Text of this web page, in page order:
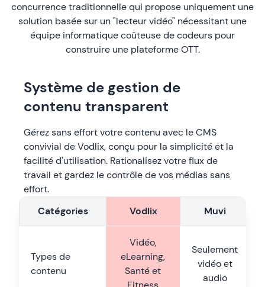
concurrence traditionnelle qui propose uniquement une
solution basée sur un "lecteur vidéo" nécessitant une
équipe informatique coûteuse de codeurs pour
construire une plateforme OTT.
Système de gestion de
contenu transparent
Gérez sans effort votre contenu avec le CMS
convivial de Vodlix, conçu pour la simplicité et la
facilité d'utilisation. Rationalisez votre flux de
travail et gardez le contrôle de vos médias sans
effort.
Catégories
Vodlix Muvi
Types de
contenu
Vidéo,
eLearning,
Santé et
Seulement
vidéo et
audio